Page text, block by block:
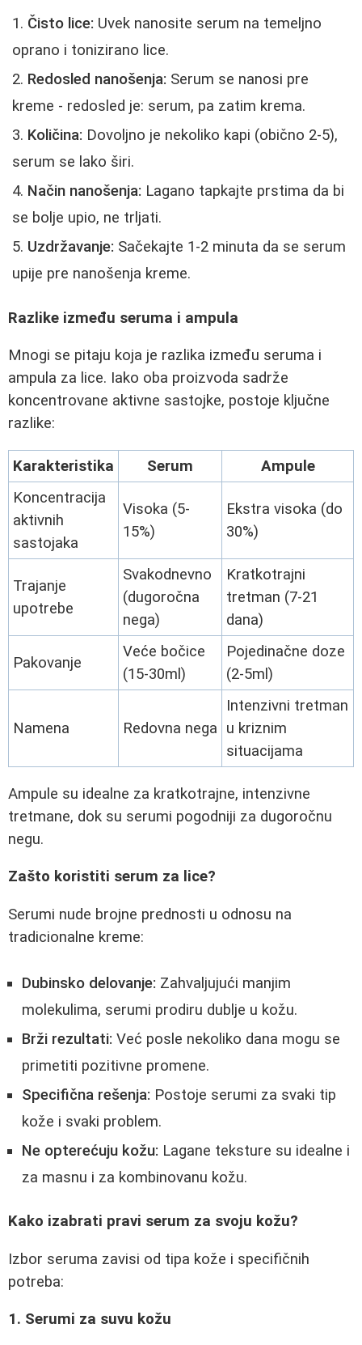
Čisto lice: Uvek nanosite serum na temeljno
oprano i tonizirano lice.
Redosled nanošenja: Serum se nanosi pre
kreme - redosled je: serum, pa zatim krema.
Količina: Dovoljno je nekoliko kapi (obično 2-5),
serum se lako širi.
Način nanošenja: Lagano tapkajte prstima da bi
se bolje upio, ne trljati.
Uzdržavanje: Sačekajte 1-2 minuta da se serum
upije pre nanošenja kreme.
Razlike između seruma i ampula
Mnogi se pitaju koja je razlika između seruma i
ampula za lice. Iako oba proizvoda sadrže
koncentrovane aktivne sastojke, postoje ključne
razlike:
Karakteristika Serum
Ampule
Koncentracija
aktivnih
sastojaka
Visoka (5-
15%)
Ekstra visoka (do
30%)
Trajanje
upotrebe
Svakodnevno
(dugoročna
nega)
Kratkotrajni
tretman (7-21
dana)
Pakovanje
Veće bočice
(15-30ml)
Pojedinačne doze
(2-5ml)
Namena Redovna nega
Intenzivni tretman
u kriznim
situacijama
Ampule su idealne za kratkotrajne, intenzivne
tretmane, dok su serumi pogodniji za dugoročnu
negu.
Zašto koristiti serum za lice?
Serumi nude brojne prednosti u odnosu na
tradicionalne kreme:
Dubinsko delovanje: Zahvaljujući manjim
molekulima, serumi prodiru dublje u kožu.
Brži rezultati: Već posle nekoliko dana mogu se
primetiti pozitivne promene.
Specifična rešenja: Postoje serumi za svaki tip
kože i svaki problem.
Ne opterećuju kožu: Lagane teksture su idealne i
za masnu i za kombinovanu kožu.
Kako izabrati pravi serum za svoju kožu?
Izbor seruma zavisi od tipa kože i specifičnih
potreba:
1. Serumi za suvu kožu